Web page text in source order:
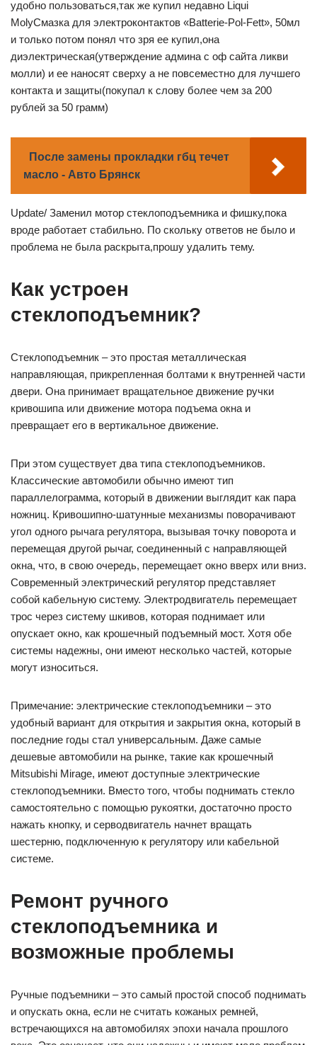
удобно пользоваться,так же купил недавно Liqui
MolyСмазка для электроконтактов «Batterie-Pol-Fett», 50мл
и только потом понял что зря ее купил,она
диэлектрическая(утверждение админа с оф сайта ликви
молли) и ее наносят сверху а не повсеместно для лучшего
контакта и защиты(покупал к слову более чем за 200
рублей за 50 грамм)
После замены прокладки гбц течет
масло - Авто Брянск
Update/ Заменил мотор стеклоподъемника и фишку,пока
вроде работает стабильно. По скольку ответов не было и
проблема не была раскрыта,прошу удалить тему.
Как устроен
стеклоподъемник?
Стеклоподъемник – это простая металлическая
направляющая, прикрепленная болтами к внутренней части
двери. Она принимает вращательное движение ручки
кривошипа или движение мотора подъема окна и
превращает его в вертикальное движение.
При этом существует два типа стеклоподъемников.
Классические автомобили обычно имеют тип
параллелограмма, который в движении выглядит как пара
ножниц. Кривошипно-шатунные механизмы поворачивают
угол одного рычага регулятора, вызывая точку поворота и
перемещая другой рычаг, соединенный с направляющей
окна, что, в свою очередь, перемещает окно вверх или вниз.
Современный электрический регулятор представляет
собой кабельную систему. Электродвигатель перемещает
трос через систему шкивов, которая поднимает или
опускает окно, как крошечный подъемный мост. Хотя обе
системы надежны, они имеют несколько частей, которые
могут износиться.
Примечание: электрические стеклоподъемники – это
удобный вариант для открытия и закрытия окна, который в
последние годы стал универсальным. Даже самые
дешевые автомобили на рынке, такие как крошечный
Mitsubishi Mirage, имеют доступные электрические
стеклоподъемники. Вместо того, чтобы поднимать стекло
самостоятельно с помощью рукоятки, достаточно просто
нажать кнопку, и серводвигатель начнет вращать
шестерню, подключенную к регулятору или кабельной
системе.
Ремонт ручного
стеклоподъемника и
возможные проблемы
Ручные подъемники – это самый простой способ поднимать
и опускать окна, если не считать кожаных ремней,
встречающихся на автомобилях эпохи начала прошлого